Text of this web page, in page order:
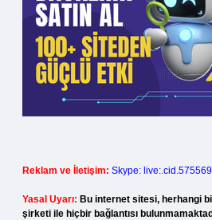
Reklam ve İletişim: Skype:
Yasal Uyarı: Bu internet sitesi, herhangi
şirketi ile hiçbir bağlantısı